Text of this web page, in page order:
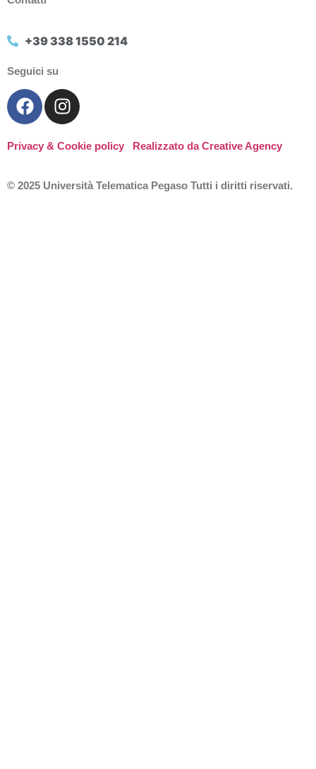
+39 338 1550 214
Seguici su
Privacy & Cookie policy Realizzato da Creative Agency
© 2025 Università Telematica Pegaso Tutti i diritti riservati.